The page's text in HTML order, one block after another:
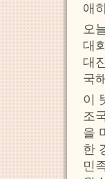
애
오
대
대
국
이
조
을
한
민